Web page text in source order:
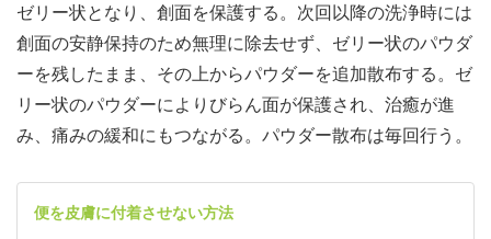
ゼリー状となり、創面を保護する。次回以降の洗浄時には
創面の安静保持のため無理に除去せず、ゼリー状のパウダ
ーを残したまま、その上からパウダーを追加散布する。ゼ
リー状のパウダーによりびらん面が保護され、治癒が進
み、痛みの緩和にもつながる。パウダー散布は毎回行う。
便を皮膚に付着させない方法